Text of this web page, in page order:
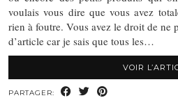
voulais vous dire que vous avez
rien à foutre. Vous avez le droit de ne
d’article car je sais que tous les…
VOIR
PARTAGER: